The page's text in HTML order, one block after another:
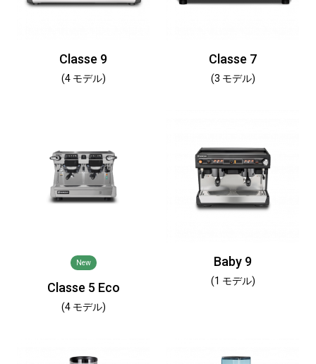
Classe 9
(4 モデル)
Classe 7
(3 モデル)
New
Classe 5 Eco
(4 モデル)
Baby 9
(1 モデル)